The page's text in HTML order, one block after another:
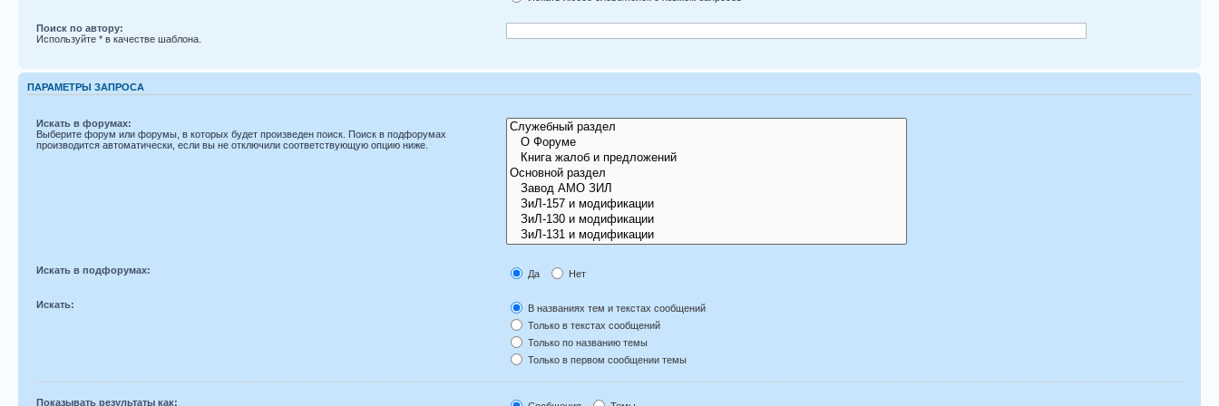
Поиск по автору:
Используйте * в качестве шаблона.
ПАРАМЕТРЫ ЗАПРОСА
Искать в форумах:
Выберите форум или форумы, в которых будет произведен поиск. Поиск в подфорумах
производится автоматически, если вы не отключили соответствующую опцию ниже.
Искать в подфорумах: Да Нет
Искать:
В названиях тем и текстах сообщений
Только в текстах сообщений
Только по названию темы
Только в первом сообщении темы
Показывать результаты как: